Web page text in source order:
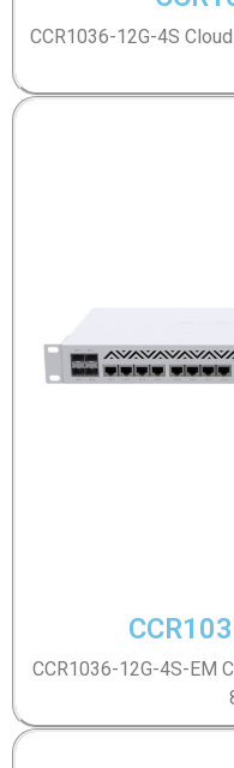
CCR1036-12G-4S
CCR1036-12G-4S-EM